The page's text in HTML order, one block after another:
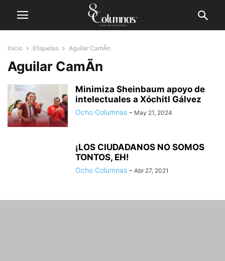
Inicio Etiquetas Aguilar CamÃ­n
Aguilar CamÃ­n
Minimiza Sheinbaum apoyo de
intelectuales a Xóchitl Gálvez
Ocho Columnas - May 21, 2024
¡LOS CIUDADANOS NO SOMOS
TONTOS, EH!
Ocho Columnas - Abr 27, 2021